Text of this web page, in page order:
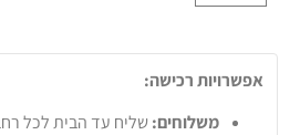
אפשרויות רכישה:
משלוחים: